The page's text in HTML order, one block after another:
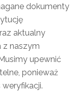
dokumenty
aktualny
z naszym
upewnić
ponieważ